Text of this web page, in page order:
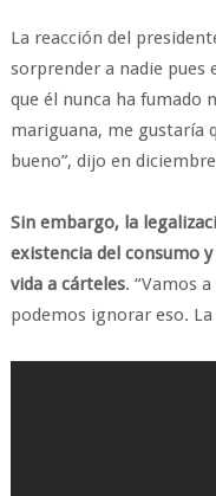
La reacción del
sorprender a nadie pues
que él nunca ha fumado
mariguana, me gustaría
bueno”, dijo en
Sin embargo, la
existencia del consumo
vida a cárteles. “Vamos
podemos ignorar eso. La